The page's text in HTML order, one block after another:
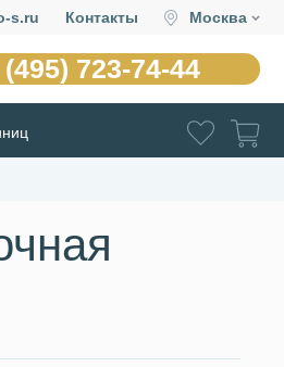
s.ru Контакты Москва
723-74-44